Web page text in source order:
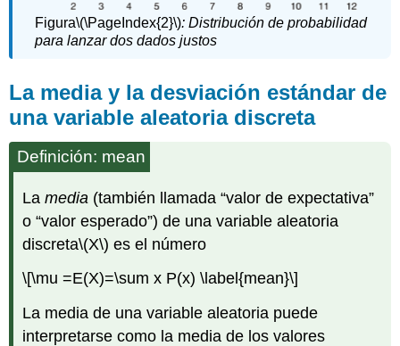
Figura\(\PageIndex{2}\): Distribución de probabilidad
para lanzar dos dados justos
La media y la desviación estándar de
una variable aleatoria discreta
Definición: mean
Lamedia (también llamada “valor de expectativa”
o “valor esperado”) de una variable aleatoria
discreta\(X\) es el número
\[\mu =E(X)=\sum x P(x) \label{mean}\]
La media de una variable aleatoria puede
interpretarse como la media de los valores